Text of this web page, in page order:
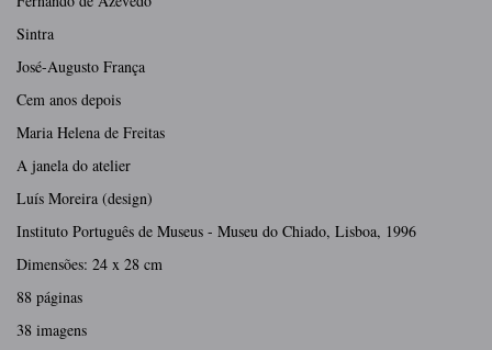
Sintra
José-Augusto França
Cem anos depois
Maria Helena de Freitas
A janela do atelier
Luís Moreira (design)
Instituto Português de Museus - Museu do Chiado, Lisboa, 1996
Dimensões: 24 x 28 cm
88 páginas
38 imagens